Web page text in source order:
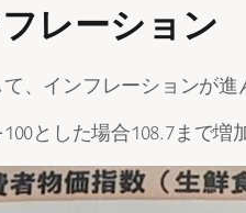
レーション
、インフレーションが進
とした場合108.7まで増